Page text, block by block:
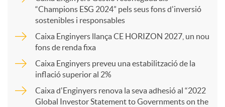
r
“Champions ESG 2024” pels seus fons d'inversió
sostenibles i responsables
Caixa Enginyers llança CE HORIZON 2027, un nou
fons de renda fixa
Caixa Enginyers preveu una estabilització de la
inflació superior al 2%
Caixa d'Enginyers renova la seva adhesió al “2022
Global Investor Statement to Governments on the